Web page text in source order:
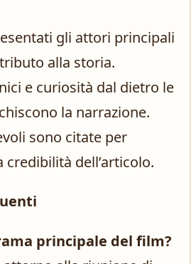
gli attori principali
alla storia.
e curiosità dal dietro le
la narrazione.
sono citate per
credibilità dell’articolo.
principale del film?